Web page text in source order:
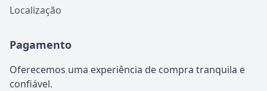
Localização
Pagamento
Oferecemos uma experiência de compra tranquila e
confiável.